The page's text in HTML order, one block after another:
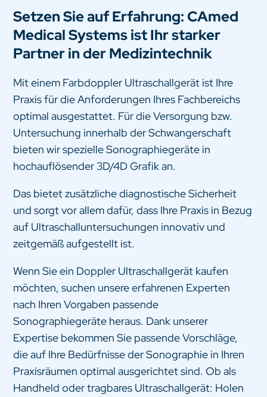
Setzen Sie auf Erfahrung: CAmed
Medical Systems ist Ihr starker
Partner in der Medizintechnik
Mit einem Farbdoppler Ultraschallgerät ist Ihre
Praxis für die Anforderungen Ihres Fachbereichs
optimal ausgestattet. Für die Versorgung bzw.
Untersuchung innerhalb der Schwangerschaft
bieten wir spezielle Sonographiegeräte in
hochauflösender 3D/4D Grafik an.
Das bietet zusätzliche diagnostische Sicherheit
und sorgt vor allem dafür, dass Ihre Praxis in Bezug
auf Ultraschalluntersuchungen innovativ und
zeitgemäß aufgestellt ist.
Wenn Sie ein Doppler Ultraschallgerät kaufen
möchten, suchen unsere erfahrenen Experten
nach Ihren Vorgaben passende
Sonographiegeräte heraus. Dank unserer
Expertise bekommen Sie passende Vorschläge,
die auf Ihre Bedürfnisse der Sonographie in Ihren
Praxisräumen optimal ausgerichtet sind. Ob als
Handheld oder tragbares Ultraschallgerät: Holen